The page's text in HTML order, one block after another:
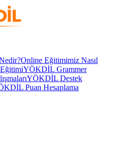
Online Eğitimimiz Nasıl
YÖKDİL Grammer
YÖKDİL Destek
Puan Hesaplama